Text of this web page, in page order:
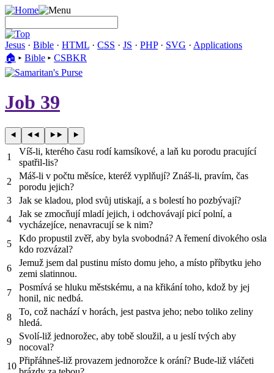
Jesus · Bible · HTML · CSS · JS · PHP· SVG · Applications
🏠︎ ▸ Bible ▸ CSBKR
Job 39
1
Víš-li, kterého času rodí kamsíkové, a laň ku porodu pracující
spatřil-lis?
2
Máš-li v počtu měsíce, kteréž vyplňují? Znáš-li, pravím, čas
porodu jejich?
3
Jak se kladou, plod svůj utiskají, a s bolestí ho pozbývají?
4
Jak se zmocňují mladí jejich, i odchovávají picí polní, a
vycházejíce, nenavracují se k nim?
5
Kdo propustil zvěř, aby byla svobodná? A řemení divokého osla
kdo rozvázal?
6
Jemuž jsem dal pustinu místo domu jeho, a místo příbytku jeho
zemi slatinnou.
7
Posmívá se hluku městskému, a na křikání toho, kdož by jej
honil, nic nedbá.
8
To, což nachází v horách, jest pastva jeho; nebo toliko zeliny
hledá.
9
Svolí-liž jednorožec, aby tobě sloužil, a u jeslí tvých aby
nocoval?
10
Připřáhneš-liž provazem jednorožce k orání? Bude-liž vláčeti